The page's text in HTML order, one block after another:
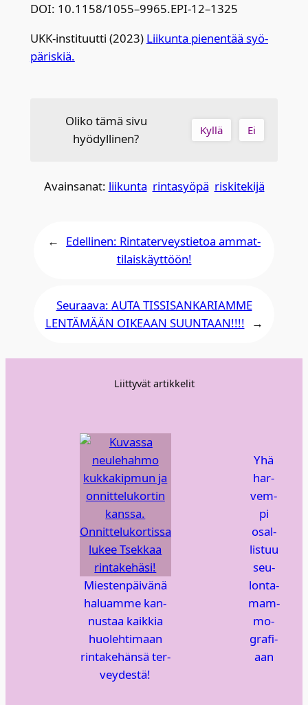
DOI: 10.1158/1055–9965.EPI-12–1325
UKK-ins­ti­tuut­ti (2023) Lii­kun­ta pie­nen­tää syö­
pä­ris­kiä.
Oliko tämä sivu
hyödyllinen?
Kyllä Ei
Avainsanat: liikunta rintasyöpä riskitekijä
← Edellinen: Rin­ta­ter­veys­tie­toa ammat­
ti­lais­käyt­töön!
Seuraava: AUTA TIS­SI­SAN­KA­RIAM­ME
LEN­TÄ­MÄÄN OIKE­AAN SUUN­TAAN!!!!
→
Liittyvät artikkelit
Mies­ten­päi­vä­nä
haluam­me kan­
nus­taa kaik­kia
huo­leh­ti­maan
rin­ta­ke­hän­sä ter­
vey­des­tä!
Yhä
har­
vem­
pi
osal­
lis­tuu
seu­
lon­ta­
mam­
mo­
gra­fi­
aan